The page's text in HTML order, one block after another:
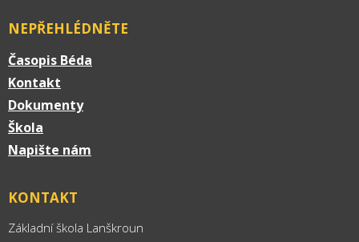
NEPŘEHLÉDNĚTE
Časopis Béda
Kontakt
Dokumenty
Škola
Napište nám
KONTAKT
Základní škola Lanškroun